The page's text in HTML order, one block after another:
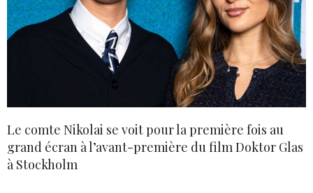
Le comte Nikolai se voit pour la première fois au
grand écran à l’avant-première du film Doktor Glas
à Stockholm